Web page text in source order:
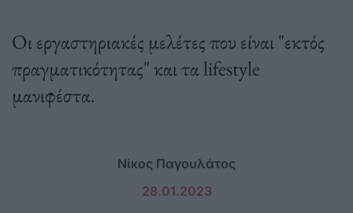
Οι εργαστηριακές μελέτες που είναι "εκτός
πραγματικότητας" και τα lifestyle
μανιφέστα.
Νίκος Παγουλάτος
28.01.2023